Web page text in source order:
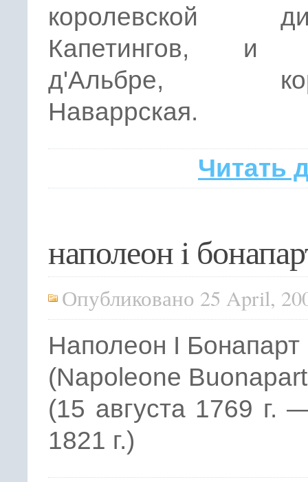
королевской
Капетингов, и
д'Альбре,
Наваррская.
Читать
наполеон i
Опубликовано 25 April,
Наполеон I Бонапарт
(Napoleone
(15 августа 1769 г.
1821 г.)